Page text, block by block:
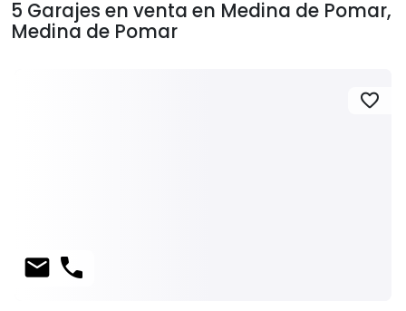
5 Garajes en venta en Medina de Pomar,
Medina de Pomar
favorite
mail phone